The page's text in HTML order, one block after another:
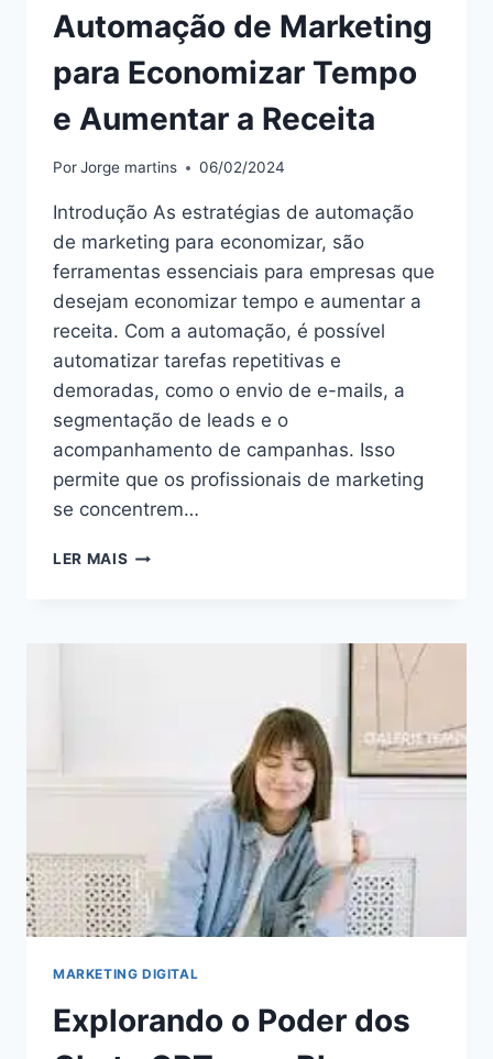
Automação de Marketing
para Economizar Tempo
e Aumentar a Receita
PorJorge martins 06/02/2024
Introdução As estratégias de automação
de marketing para economizar, são
ferramentas essenciais para empresas que
desejam economizar tempo e aumentar a
receita. Com a automação, é possível
automatizar tarefas repetitivas e
demoradas, como o envio de e-mails, a
segmentação de leads e o
acompanhamento de campanhas. Isso
permite que os profissionais de marketing
se concentrem…
LER MAIS “ESTRATÉGIAS
RECEITA
MARKETING DIGITAL
Explorando o Poder dos